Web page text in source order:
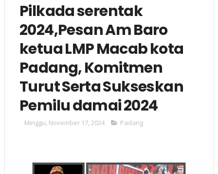
Pilkada serentak
2024,Pesan Am Baro
ketua LMP Macab kota
Padang, Komitmen
Turut Serta Sukseskan
Pemilu damai 2024
Minggu, November 17, 2024 Padang